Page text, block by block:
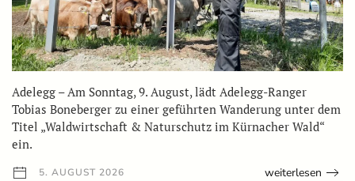
Adelegg – Am Sonntag, 9. August, lädt Adelegg-Ranger
Tobias Boneberger zu einer geführten Wanderung unter dem
Titel „Waldwirtschaft & Naturschutz im Kürnacher Wald“
ein.
5. AUGUST 2026 weiterlesen